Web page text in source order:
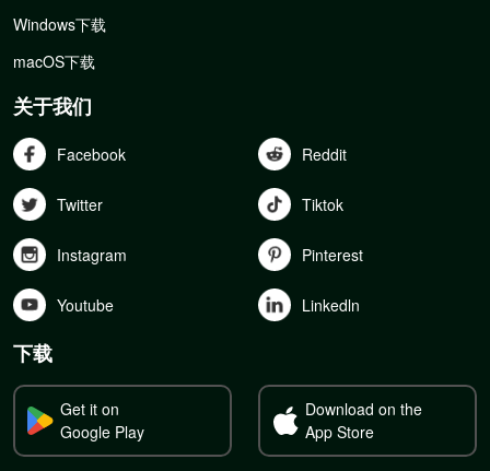
Windows下载
macOS下载
关于我们
Facebook Reddit
Twitter Tiktok
Instagram Pinterest
Youtube Linkedln
下载
Get it on
Google Play
Download on the
App Store